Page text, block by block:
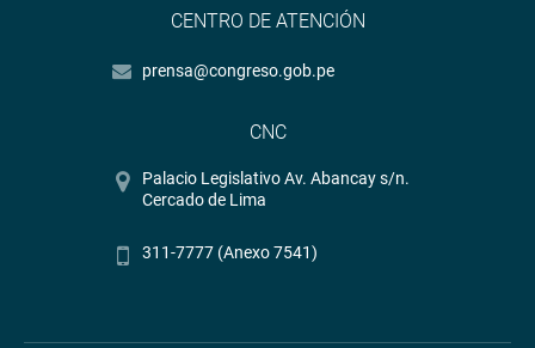
CENTRO DE ATENCIÓN
prensa@congreso.gob.pe
CNC
Palacio Legislativo Av. Abancay s/n.
Cercado de Lima
311-7777 (Anexo 7541)